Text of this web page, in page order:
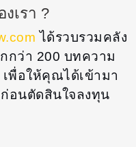
เรา ?
ได้รวบรวมคลัง
กว่า 200 บทความ
พื่อให้คุณได้เข้ามา
อนตัดสินใจลงทุน